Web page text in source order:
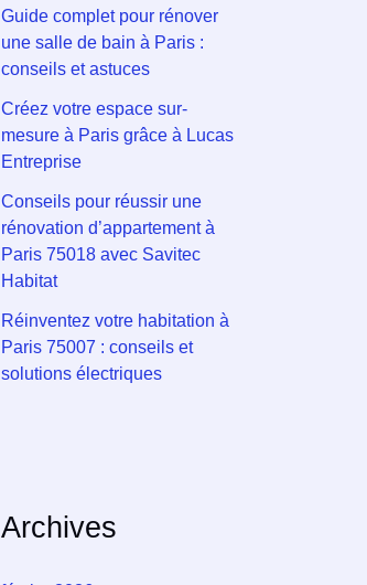
Guide complet pour rénover
une salle de bain à Paris :
conseils et astuces
Créez votre espace sur-
mesure à Paris grâce à Lucas
Entreprise
Conseils pour réussir une
rénovation d’appartement à
Paris 75018 avec Savitec
Habitat
Réinventez votre habitation à
Paris 75007 : conseils et
solutions électriques
Archives